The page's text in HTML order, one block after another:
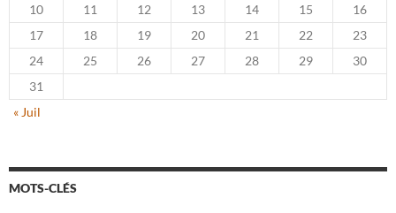
10
11 12 13 14 15
16
17
18 19 20 21 22
23
24
25 26 27 28 29
30
31
« Juil
MOTS-CLÉS